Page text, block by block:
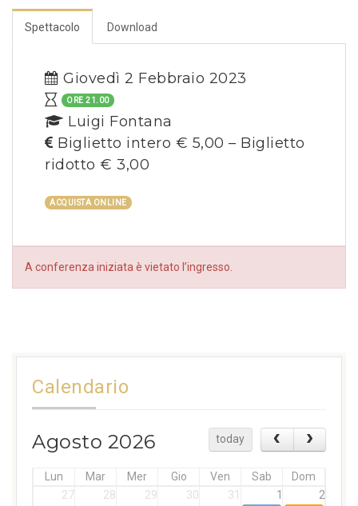
Spettacolo Download
Giovedì 2 Febbraio 2023
ORE 21.00
Luigi Fontana
Biglietto intero € 5,00 – Biglietto
ridotto € 3,00
ACQUISTA ONLINE
A conferenza iniziata è vietato l’ingresso.
Calendario
Agosto 2026 today
Lun Mar Mer Gio Ven Sab
Dom
27
28 29 30 31 1 2